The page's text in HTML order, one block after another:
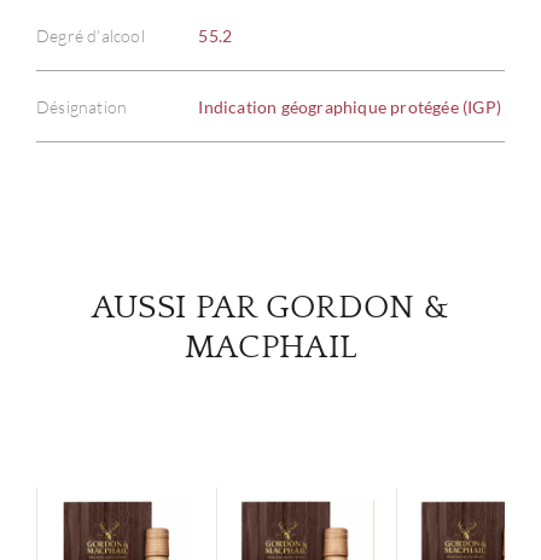
Degré d'alcool 55.2
Désignation Indication géographique protégée (IGP)
AUSSI PAR GORDON &
MACPHAIL